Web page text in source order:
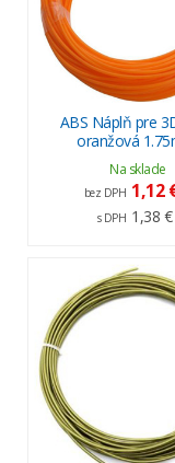
ABS Náplň pre
oranžová
Na sklade
bez DPH 1,12
s DPH 1,38 €